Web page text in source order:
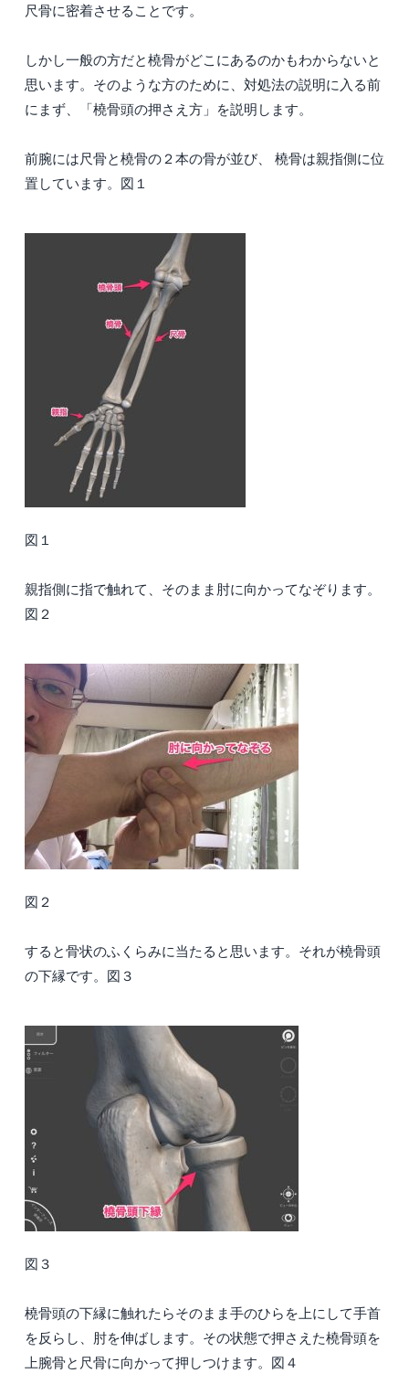
尺骨に密着させることです。
しかし一般の方だと橈骨がどこにあるのかもわからないと
思います。そのような方のために、対処法の説明に入る前
にまず、「橈骨頭の押さえ方」を説明します。
前腕には尺骨と橈骨の２本の骨が並び、 橈骨は親指側に位
置しています。図１
図１
親指側に指で触れて、そのまま肘に向かってなぞります。
図２
図２
すると骨状のふくらみに当たると思います。それが橈骨頭
の下縁です。図３
図３
橈骨頭の下縁に触れたらそのまま手のひらを上にして手首
を反らし、肘を伸ばします。その状態で押さえた橈骨頭を
上腕骨と尺骨に向かって押しつけます。図４